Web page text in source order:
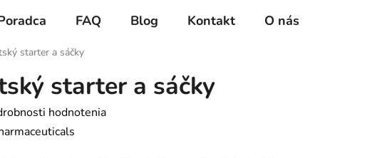
KOŠÍK
FAQ Blog Kontakt O nás
starter a sáčky
starter a sáčky
hodnotenia